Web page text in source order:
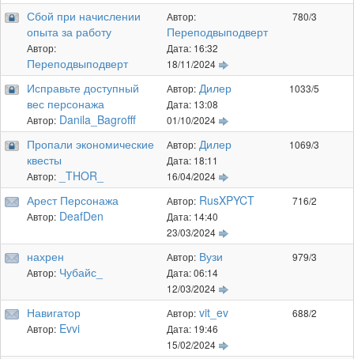
Сбой при начислении
опыта за работу
Автор:
Переподвыподверт
Автор:
Переподвыподверт
Дата: 16:32
18/11/2024
780/3
Исправьте доступный
вес персонажа
Автор: Danila_Bagrofff
Автор: Дилер
Дата: 13:08
01/10/2024
1033/5
Пропали экономические
квесты
Автор: _THOR_
Автор: Дилер
Дата: 18:11
16/04/2024
1069/3
Арест Персонажа
Автор: DeafDen
Автор: RusXPYCT
Дата: 14:40
23/03/2024
716/2
нахрен
Автор: Чубайс_
Автор: Вузи
Дата: 06:14
12/03/2024
979/3
Навигатор
Автор: Evvi
Автор: vit_ev
Дата: 19:46
15/02/2024
688/2